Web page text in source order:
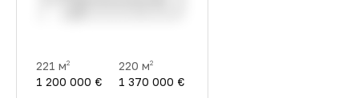
221 м2
1 200 000 €
220 м2
1 370 000 €